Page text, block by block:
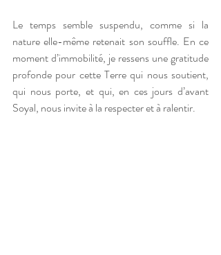
Le temps semble suspendu, comme si la
nature elle-même retenait son souffle. En ce
moment d’immobilité, je ressens une gratitude
profonde pour cette Terre qui nous soutient,
qui nous porte, et qui, en ces jours d’avant
Soyal, nous invite à la respecter et à ralentir.